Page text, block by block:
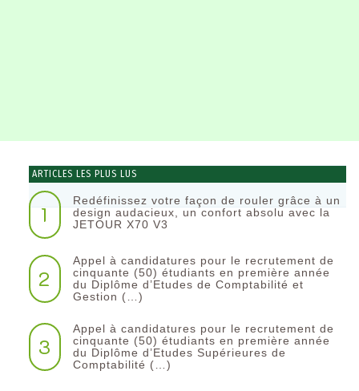
ARTICLES LES PLUS LUS
1
Redéfinissez votre façon de rouler grâce à un
design audacieux, un confort absolu avec la
JETOUR X70 V3
2
Appel à candidatures pour le recrutement de
cinquante (50) étudiants en première année
du Diplôme d’Etudes de Comptabilité et
Gestion (…)
3
Appel à candidatures pour le recrutement de
cinquante (50) étudiants en première année
du Diplôme d’Etudes Supérieures de
Comptabilité (…)